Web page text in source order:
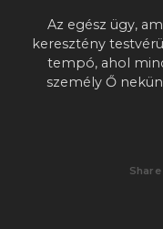
Az egész ügy,
keresztény
tempó, ahol
személy Ő
Share